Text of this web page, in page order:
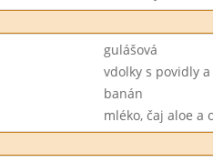
gulášová
vdolky s povidly
banán
mléko, čaj aloe a